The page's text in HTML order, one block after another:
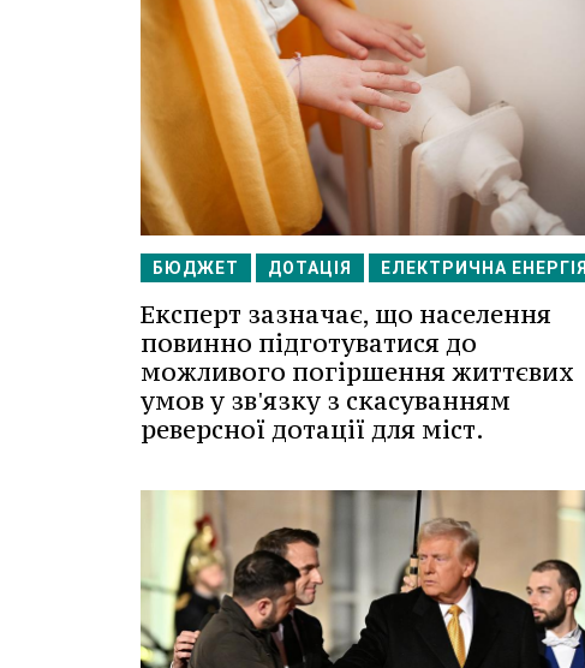
БЮДЖЕТ ДОТАЦІЯ ЕЛЕКТРИЧНА ЕНЕРГІЯ
Експерт зазначає, що населення
повинно підготуватися до
можливого погіршення життєвих
умов у зв'язку з скасуванням
реверсної дотації для міст.